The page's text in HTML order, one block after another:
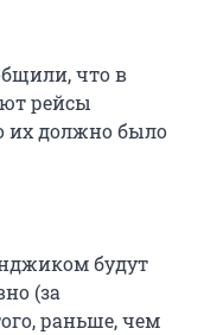
что в
рейсы
их должно было
будут
(за
раньше, чем